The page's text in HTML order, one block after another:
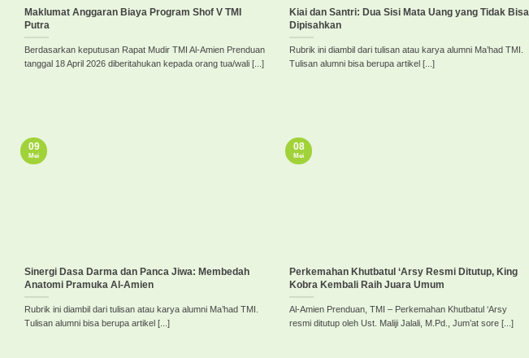
Maklumat Anggaran Biaya Program Shof V TMI
Putra
Berdasarkan keputusan Rapat Mudir TMI Al-Amien Prenduan
tanggal 18 April 2026 diberitahukan kepada orang tua/wali [...]
Kiai dan Santri: Dua Sisi Mata Uang yang Tidak Bisa
Dipisahkan
Rubrik ini diambil dari tulisan atau karya alumni Ma’had TMI.
Tulisan alumni bisa berupa artikel [...]
Sinergi Dasa Darma dan Panca Jiwa: Membedah
Anatomi Pramuka Al-Amien
Rubrik ini diambil dari tulisan atau karya alumni Ma’had TMI.
Tulisan alumni bisa berupa artikel [...]
09
Mei
Perkemahan Khutbatul ‘Arsy Resmi Ditutup, King
Kobra Kembali Raih Juara Umum
Al-Amien Prenduan, TMI – Perkemahan Khutbatul ‘Arsy
resmi ditutup oleh Ust. Maliji Jalali, M.Pd., Jum’at sore [...]
08
Mei